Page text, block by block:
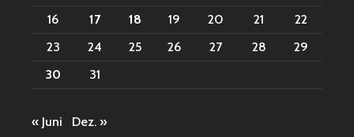
16
17 18 19 20 21
22
23
24 25 26 27 28
29
30
31
« Juni Dez. »